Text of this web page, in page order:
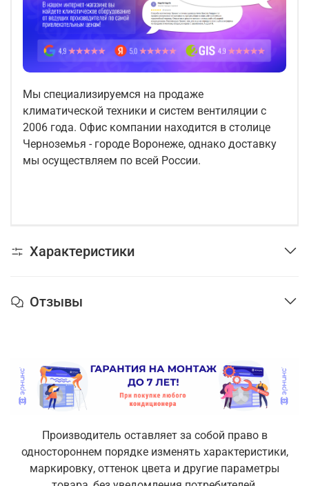
Мы специализируемся на продаже
климатической техники и систем вентиляции с
2006 года. Офис компании находится в столице
Черноземья - городе Воронеже, однако доставку
мы осуществляем по всей России.
Характеристики
Отзывы
Производитель оставляет за собой право в
одностороннем порядке изменять характеристики,
маркировку, оттенок цвета и другие параметры